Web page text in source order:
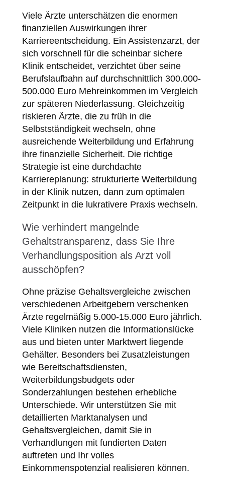
Viele Ärzte unterschätzen die enormen
finanziellen Auswirkungen ihrer
Karriereentscheidung. Ein Assistenzarzt, der
sich vorschnell für die scheinbar sichere
Klinik entscheidet, verzichtet über seine
Berufslaufbahn auf durchschnittlich 300.000-
500.000 Euro Mehreinkommen im Vergleich
zur späteren Niederlassung. Gleichzeitig
riskieren Ärzte, die zu früh in die
Selbstständigkeit wechseln, ohne
ausreichende Weiterbildung und Erfahrung
ihre finanzielle Sicherheit. Die richtige
Strategie ist eine durchdachte
Karriereplanung: strukturierte Weiterbildung
in der Klinik nutzen, dann zum optimalen
Zeitpunkt in die lukrativere Praxis wechseln.
Wie verhindert mangelnde
Gehaltstransparenz, dass Sie Ihre
Verhandlungsposition als Arzt voll
ausschöpfen?
Ohne präzise Gehaltsvergleiche zwischen
verschiedenen Arbeitgebern verschenken
Ärzte regelmäßig 5.000-15.000 Euro jährlich.
Viele Kliniken nutzen die Informationslücke
aus und bieten unter Marktwert liegende
Gehälter. Besonders bei Zusatzleistungen
wie Bereitschaftsdiensten,
Weiterbildungsbudgets oder
Sonderzahlungen bestehen erhebliche
Unterschiede. Wir unterstützen Sie mit
detaillierten Marktanalysen und
Gehaltsvergleichen, damit Sie in
Verhandlungen mit fundierten Daten
auftreten und Ihr volles
Einkommenspotenzial realisieren können.